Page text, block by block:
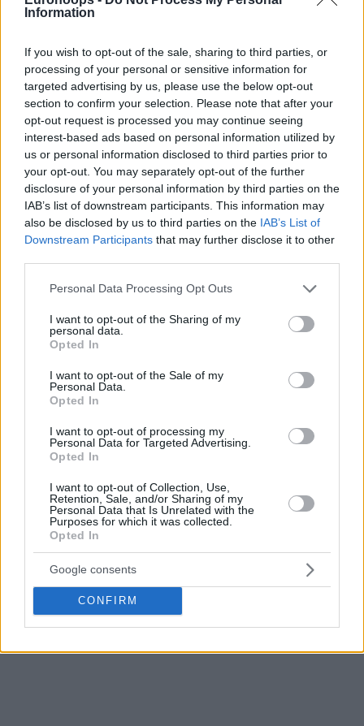
Information
If you wish to opt-out of the sale, sharing to third parties, or
processing of your personal or sensitive information for
targeted advertising by us, please use the below opt-out
section to confirm your selection. Please note that after your
opt-out request is processed you may continue seeing
interest-based ads based on personal information utilized by
us or personal information disclosed to third parties prior to
your opt-out. You may separately opt-out of the further
disclosure of your personal information by third parties on the
IAB’s list of downstream participants. This information may
also be disclosed by us to third parties on the IAB’s List of
Downstream Participants that may further disclose it to other
Please note that this website/app uses one or more Google
not limited to your visit or usage behaviour. You may click to
grant or deny consent to Google and its third-party tags to
use your data for below specified purposes in below Google
consent section.
Personal Data Processing Opt Outs
I want to opt-out of the Sharing of my
personal data.
Opted In
I want to opt-out of the Sale of my
Personal Data.
Opted In
I want to opt-out of processing my
Personal Data for Targeted Advertising.
Opted In
I want to opt-out of Collection, Use,
Retention, Sale, and/or Sharing of my
Personal Data that Is Unrelated with the
Purposes for which it was collected.
Opted In
Google consents
CONFIRM
Tης Eurohoops team/info@eurohoops.net
Το flopping είναι από τις αγαπημένες φάσεις του Σακ στο
Shaqtin’ A Fool και σειρά πήρε ο MVP, Νίκολα Γιόκιτς.
Ο Σέρβος σταρ έπεσε πάνω στο “βράχο”, Καουάι
Λέοναρντ, αλλά εδώ που τα λέμε δεν έγινε όντως κάτι
παράνομο, αν και έβγαλε λίγο τον ώμο του.
Ο Γιόκιτς με το που τράκαρε στον αντίπαλο του, άρχισε
να… πέφτει αλλά το έκανε τόσο αργά που τελικά
κατάντησε κωμικό.
τίποτα και ο “Joker” έγινε… Joker.
φάση του Γιόκιτς και τις υπόλοιπες τρεις που επέλεξε η
συνταντική ομάδα του Σακ.